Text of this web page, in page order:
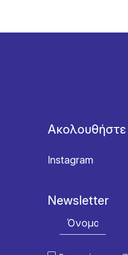
Instagram
Newsletter